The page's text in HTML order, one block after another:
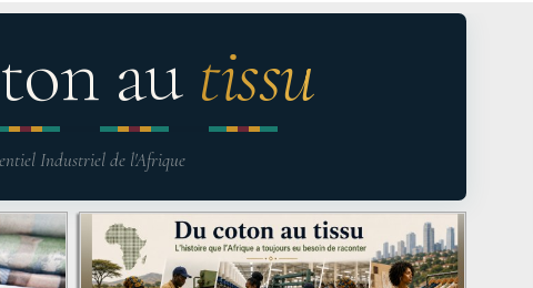
au tissu
Industriel de l'Afrique